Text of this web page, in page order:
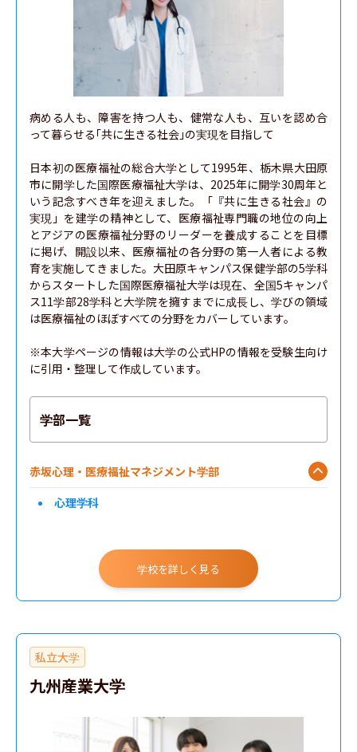
病める人も、障害を持つ人も、健常な人も、互いを認め合
って暮らせる｢共に生きる社会｣の実現を目指して
日本初の医療福祉の総合大学として1995年、栃木県大田原
市に開学した国際医療福祉大学は、2025年に開学30周年と
いう記念すべき年を迎えました。「『共に生きる社会』の
実現」を建学の精神として、医療福祉専門職の地位の向上
とアジアの医療福祉分野のリーダーを養成することを目標
に掲げ、開設以来、医療福祉の各分野の第一人者による教
育を実施してきました。大田原キャンパス保健学部の5学科
からスタートした国際医療福祉大学は現在、全国5キャンパ
ス11学部28学科と大学院を擁すまでに成長し、学びの領域
は医療福祉のほぼすべての分野をカバーしています。
※本大学ページの情報は大学の公式HPの情報を受験生向け
に引用・整理して作成しています。
学部一覧
赤坂心理・医療福祉マネジメント学部
心理学科
学校を詳しく見る
私立大学
九州産業大学